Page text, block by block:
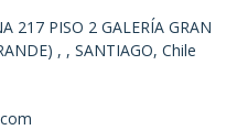
217 PISO 2 GALERÍA GRAN
, , SANTIAGO, Chile